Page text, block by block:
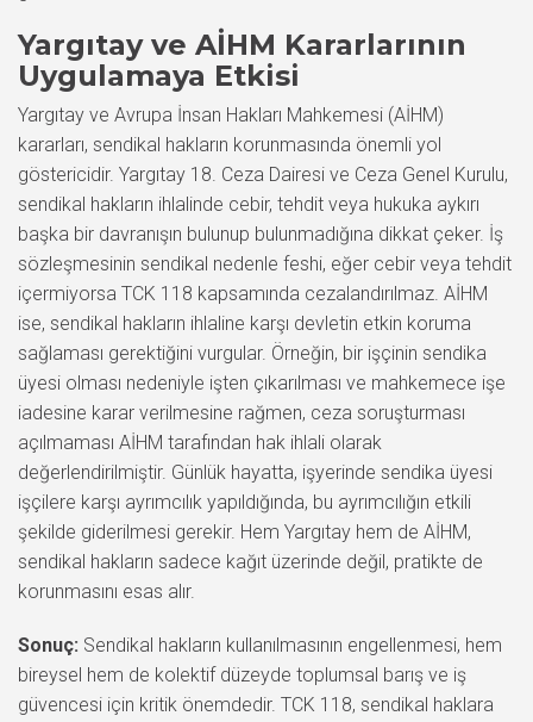
Yargıtay ve AİHM Kararlarının
Uygulamaya Etkisi
Yargıtay ve Avrupa İnsan Hakları Mahkemesi (AİHM)
kararları, sendikal hakların korunmasında önemli yol
göstericidir. Yargıtay 18. Ceza Dairesi ve Ceza Genel Kurulu,
sendikal hakların ihlalinde cebir, tehdit veya hukuka aykırı
başka bir davranışın bulunup bulunmadığına dikkat çeker. İş
sözleşmesinin sendikal nedenle feshi, eğer cebir veya tehdit
içermiyorsa TCK 118 kapsamında cezalandırılmaz. AİHM
ise, sendikal hakların ihlaline karşı devletin etkin koruma
sağlaması gerektiğini vurgular. Örneğin, bir işçinin sendika
üyesi olması nedeniyle işten çıkarılması ve mahkemece işe
iadesine karar verilmesine rağmen, ceza soruşturması
açılmaması AİHM tarafından hak ihlali olarak
değerlendirilmiştir. Günlük hayatta, işyerinde sendika üyesi
işçilere karşı ayrımcılık yapıldığında, bu ayrımcılığın etkili
şekilde giderilmesi gerekir. Hem Yargıtay hem de AİHM,
sendikal hakların sadece kağıt üzerinde değil, pratikte de
korunmasını esas alır.
Sonuç: Sendikal hakların kullanılmasının engellenmesi, hem
bireysel hem de kolektif düzeyde toplumsal barış ve iş
güvencesi için kritik önemdedir. TCK 118, sendikal haklara